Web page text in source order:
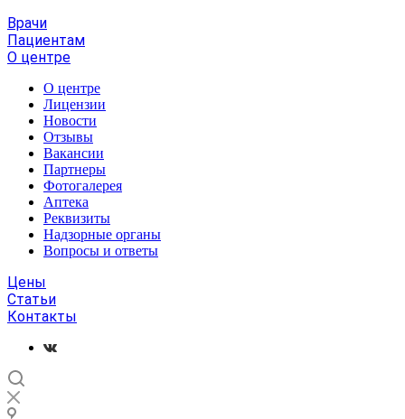
Врачи
Пациентам
О центре
О центре
Лицензии
Новости
Отзывы
Вакансии
Партнеры
Фотогалерея
Аптека
Реквизиты
Надзорные органы
Вопросы и ответы
Цены
Статьи
Контакты